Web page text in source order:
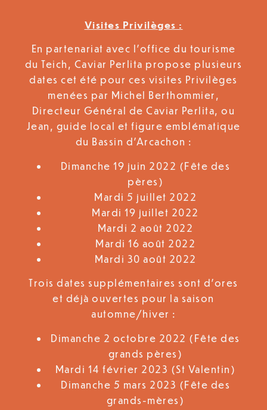
Visites Privilèges :
En partenariat avec l’office du tourisme
du Teich, Caviar Perlita propose plusieurs
dates cet été pour ces visites Privilèges
menées par Michel Berthommier,
Directeur Général de Caviar Perlita, ou
Jean, guide local et figure emblématique
du Bassin d’Arcachon :
Dimanche 19 juin 2022 (Fête des
pères)
Mardi 5 juillet 2022
Mardi 19 juillet 2022
Mardi 2 août 2022
Mardi 16 août 2022
Mardi 30 août 2022
Trois dates supplémentaires sont d’ores
et déjà ouvertes pour la saison
automne/hiver :
Dimanche 2 octobre 2022 (Fête des
grands pères)
Mardi 14 février 2023 (St Valentin)
Dimanche 5 mars 2023 (Fête des
grands-mères)